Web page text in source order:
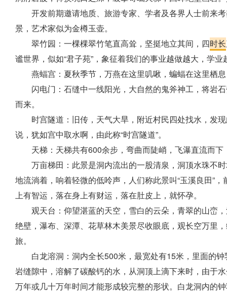
开发前期邀请地质、旅游专家、学者及各界人士前来
景，艺术家似为金樽玉壶。
翠竹园：一棵棵翠竹笔直高耸，坚挺地立其间，四时长
谧世界，似如“君子苑”，象征着我们的事业越做越大，学
燕蝠宫：夏秋季节，万燕在这里叽啾，蝙蝠在这里栖
闪电门：石缝中一线阳光，大自然的鬼斧神工，将岩
而来。
时宫隧道：旧传，天气大旱，附近村民四处找水，发
说，犹如宫中取水啊，由此称“时宫隧道”。
天梯：天梯共有600余步，弯曲而陡峭，飞瀑直流而
万亩梯田：此景是洞内流出的一股清泉，洞顶水珠不
地流淌着，响着轻微的低呤声，人们称此景叫“玉溪良田”
上有智运，落在身上有财运，落在肚皮上，就怀孕。
观天台：仰望湛蓝的天空，雪白的云朵，青翠的山峦
绝壁，瀑布、深潭、花草林木美景尽收眼底，观长空万里
旅。
白龙溶洞：洞内全长500米，最宽处有15米，里面的
岩缝隙中，溶解了碳酸钙的水，从洞顶上滴下来时，由于
万年或几十万年时间才能形成较完整的形状。白龙洞内的